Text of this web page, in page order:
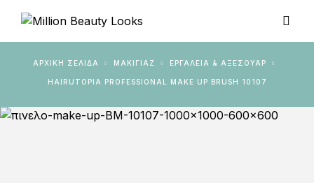
ΑΡΧΙΚΉ ΣΕΛΊΔΑ ΜΑΚΙΓΙΑΖ ΕΡΓΑΛΕΊΑ & ΑΞΕΣΟΥΆΡ
HAIRUTOPIA PROFESSIONAL MAKE UP BRUSH 10107